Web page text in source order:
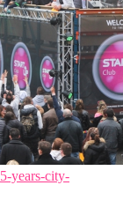
years-city-